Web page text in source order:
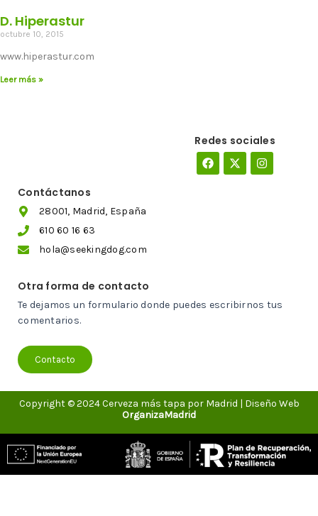
D. Hiperastur
octubre 10, 2015
www.hiperastur.com
Leer más »
Redes sociales
Facebook
X-
twitter
Instagram
Contáctanos
28001, Madrid, España
610 60 16 63
hola@seekingdog.com
Otra forma de contacto
Te dejamos un formulario donde puedes escribirnos tus
comentarios.
Contacto
Copyright © 2024 Cerveza más tapa por Madrid | Diseño Web
OrganizaMadrid